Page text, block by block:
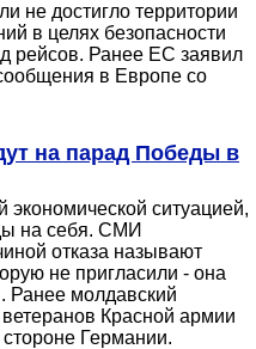
не достигло территории
в целях безопасности
рейсов. Ранее ЕС заявил
в Европе со
на парад Победы в
ситуацией,
на себя. СМИ
отказа называют
не пригласили - она
Ранее молдавский
Красной армии
Германии.